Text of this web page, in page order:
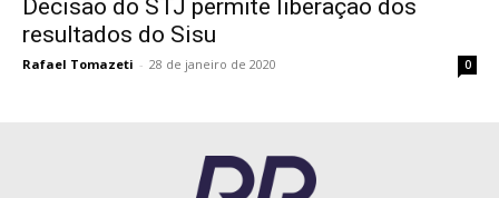
Decisão do STJ permite liberação dos
resultados do Sisu
Rafael Tomazeti - 28 de janeiro de 2020 0